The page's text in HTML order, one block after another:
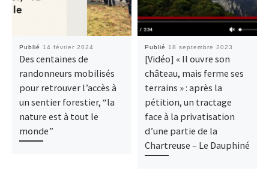
Publié 14 février 2024
Des centaines de
randonneurs mobilisés
pour retrouver l’accès à
un sentier forestier, “la
nature est à tout le
monde”
Publié 18 septembre 2023
[Vidéo] « Il ouvre son
château, mais ferme ses
terrains » : après la
pétition, un tractage
face à la privatisation
d’une partie de la
Chartreuse – Le Dauphiné